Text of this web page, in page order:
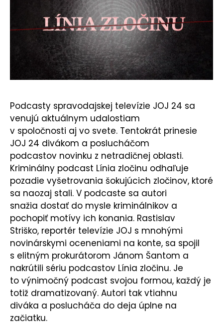
KONTAKT
Podcasty spravodajskej televízie JOJ 24 sa
venujú aktuálnym udalostiam
v spoločnosti aj vo svete. Tentokrát prinesie
JOJ 24 divákom a poslucháčom
podcastov novinku z netradičnej oblasti.
Kriminálny podcast Línia zločinu odhaľuje
pozadie vyšetrovania šokujúcich zločinov, ktoré
sa naozaj stali. V podcaste sa autori
snažia dostať do mysle kriminálnikov a
pochopiť motívy ich konania. Rastislav
Striško, reportér televízie JOJ s mnohými
novinárskymi oceneniami na konte, sa spojil
s elitným prokurátorom Jánom Šantom a
nakrútili sériu podcastov Línia zločinu. Je
to výnimočný podcast svojou formou, každý je
totiž dramatizovaný. Autori tak vtiahnu
diváka a poslucháča do deja úplne na
začiatku.